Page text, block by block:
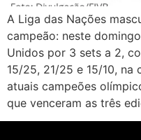
A Liga das Nações
campeão: neste
Unidos por 3 sets a 2,
15/25, 21/25 e 15/10, na
atuais campeões
que venceram as três